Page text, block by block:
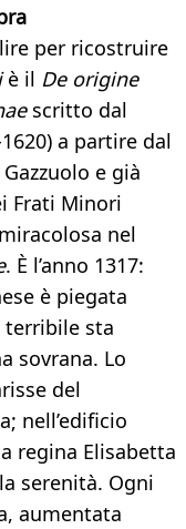
per ricostruire
è il De origine
scritto dal
a partire dal
e già
Frati Minori
nel
. È l’anno 1317:
è piegata
terribile sta
sovrana. Lo
del
nell’edificio
regina Elisabetta
serenità. Ogni
aumentata